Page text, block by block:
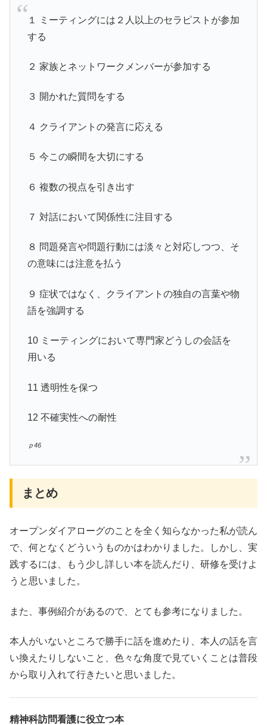
１ ミーティングには２人以上のセラピストが参加
する
２ 家族とネットワークメンバーが参加する
３ 開かれた質問をする
４ クライアントの発言に応える
５ 今この瞬間を大切にする
６ 複数の視点を引き出す
７ 対話において関係性に注目する
８ 問題発言や問題行動には淡々と対応しつつ、そ
の意味には注意を払う
９ 症状ではなく、クライアントの独自の言葉や物
語を強調する
10 ミーティングにおいて専門家どうしの会話を
用いる
11 透明性を保つ
12 不確実性への耐性
ｐ46
まとめ
オープンダイアローグのことを全く知らなかった私が読ん
で、何となくどういうものかはわかりました。しかし、実
践するには、もう少し詳しい本を読んだり、研修を受けよ
うと思いました。
また、事例紹介があるので、とても参考になりました。
本人がいないところで勝手に話を進めたり、本人の話を言
い換えたりしないこと、色々な角度で見ていくことは普段
から取り入れて行きたいと思いました。
精神科訪問看護に役立つ本